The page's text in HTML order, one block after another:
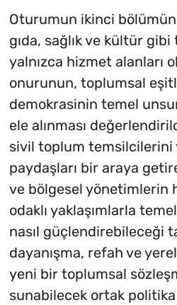
Oturumun ikinci
gıda, sağlık ve kültür
yalnızca hizmet alanları
onurunun, toplumsal
demokrasinin temel
ele alınması
sivil toplum temsilcilerini
paydaşları bir araya
ve bölgesel yönetimlerin
odaklı yaklaşımlarla
nasıl güçlendirebileceği
dayanışma, refah ve
yeni bir toplumsal
sunabilecek ortak